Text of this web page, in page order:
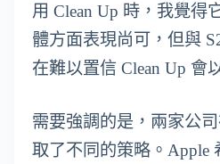
用 Clean Up 時，我覺得
體方面表現尚可，但與
在難以置信 Clean Up 會
需要強調的是，兩家公
取了不同的策略。Apple